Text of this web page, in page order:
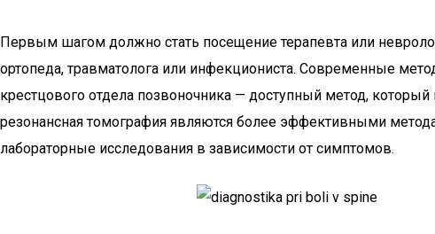
Первым шагом должно стать посещение терапевта или
ортопеда, травматолога или инфекциониста. Современные
крестцового отдела позвоночника — доступный метод,
резонансная томография являются более эффективными
лабораторные исследования в зависимости от симптомов.